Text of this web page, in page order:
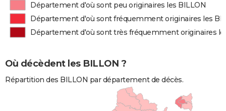
Département d'où sont peu originaires les BILLON
Département d'où sont fréquemment originaires les
Département d'où sont très fréquemment originaires
Où décèdent les BILLON ?
Répartition des BILLON par département de décès.